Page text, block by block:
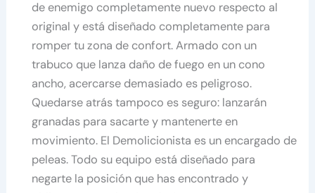
de enemigo completamente nuevo respecto al
original y está diseñado completamente para
romper tu zona de confort. Armado con un
trabuco que lanza daño de fuego en un cono
ancho, acercarse demasiado es peligroso.
Quedarse atrás tampoco es seguro: lanzarán
granadas para sacarte y mantenerte en
movimiento. El Demolicionista es un encargado de
peleas. Todo su equipo está diseñado para
negarte la posición que has encontrado y